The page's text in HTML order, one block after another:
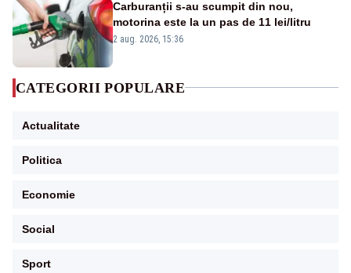
Carburanții s-au scumpit din nou,
motorina este la un pas de 11 lei/litru
2 aug. 2026, 15:36
CATEGORII POPULARE
Actualitate
Politica
Economie
Social
Sport